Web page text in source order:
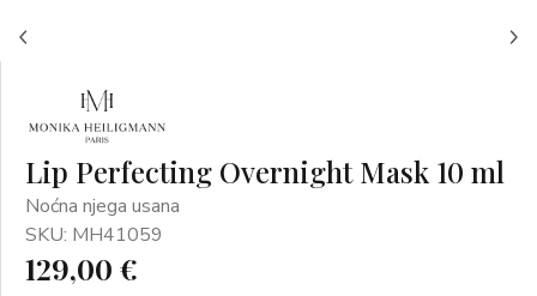
Lip Perfecting Overnight Mask 10 ml
Noćna njega usana
SKU: MH41059
129,00 €